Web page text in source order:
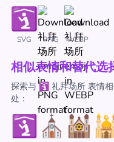
SVG PNG WEBP
相似表情和替代选
探索与 🛐 礼拜场所 表情
处：
🛐 ⛪ 🕍